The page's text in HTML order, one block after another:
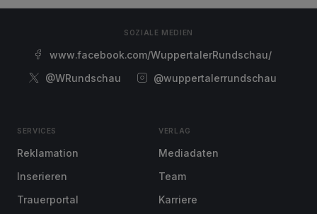
SOZIALE MEDIEN
www.facebook.com/WuppertalerRundschau/
@WRundschau
@wuppertalerrundschau
SERVICES
Reklamation
Inserieren
Trauerportal
VERLAG
Mediadaten
Team
Karriere